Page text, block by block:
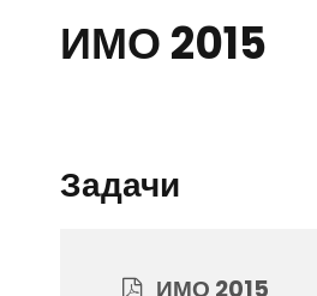
ИМО 2015
Задачи
ИМО 2015